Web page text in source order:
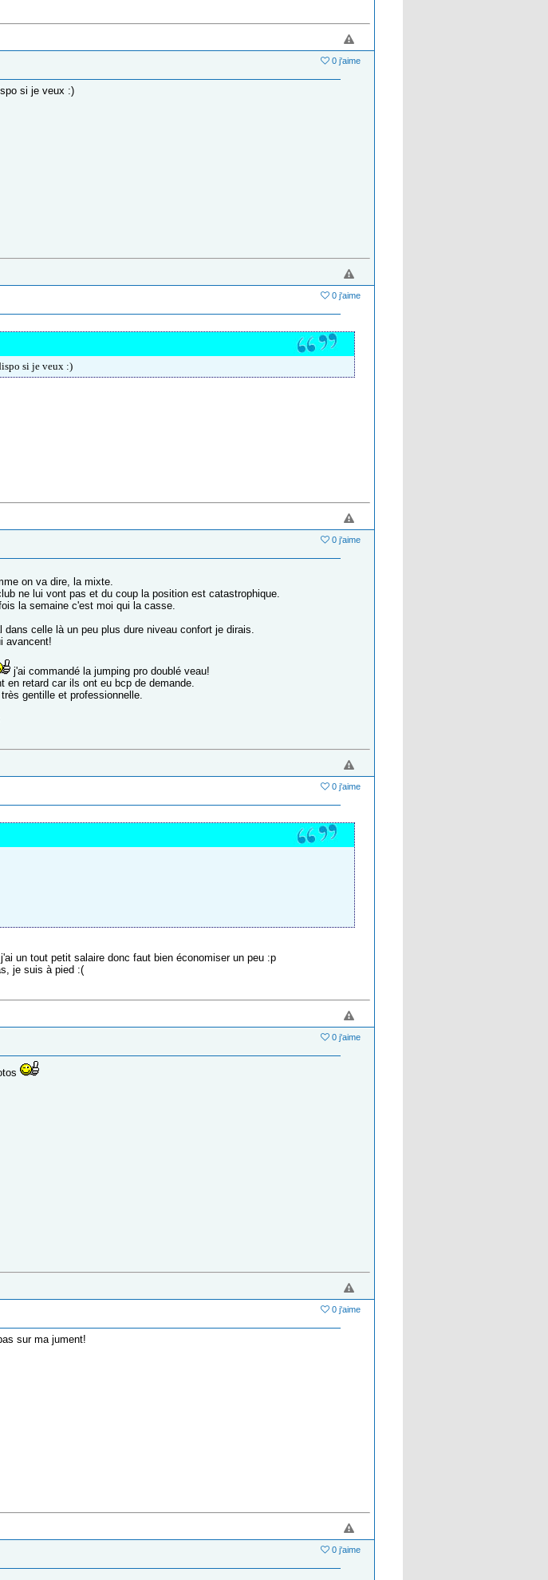
0 j'aime
si je veux :)
0 j'aime
si je veux :)
0 j'aime
on va dire, la mixte.
ne lui vont pas et du coup la position est catastrophique.
la semaine c'est moi qui la casse.
celle là un peu plus dure niveau confort je dirais.
avancent!
j'ai commandé la jumping pro doublé veau!
en retard car ils ont eu bcp de demande.
gentille et professionnelle.
0 j'aime
un tout petit salaire donc faut bien économiser un peu :p
je suis à pied :(
0 j'aime
0 j'aime
sur ma jument!
0 j'aime